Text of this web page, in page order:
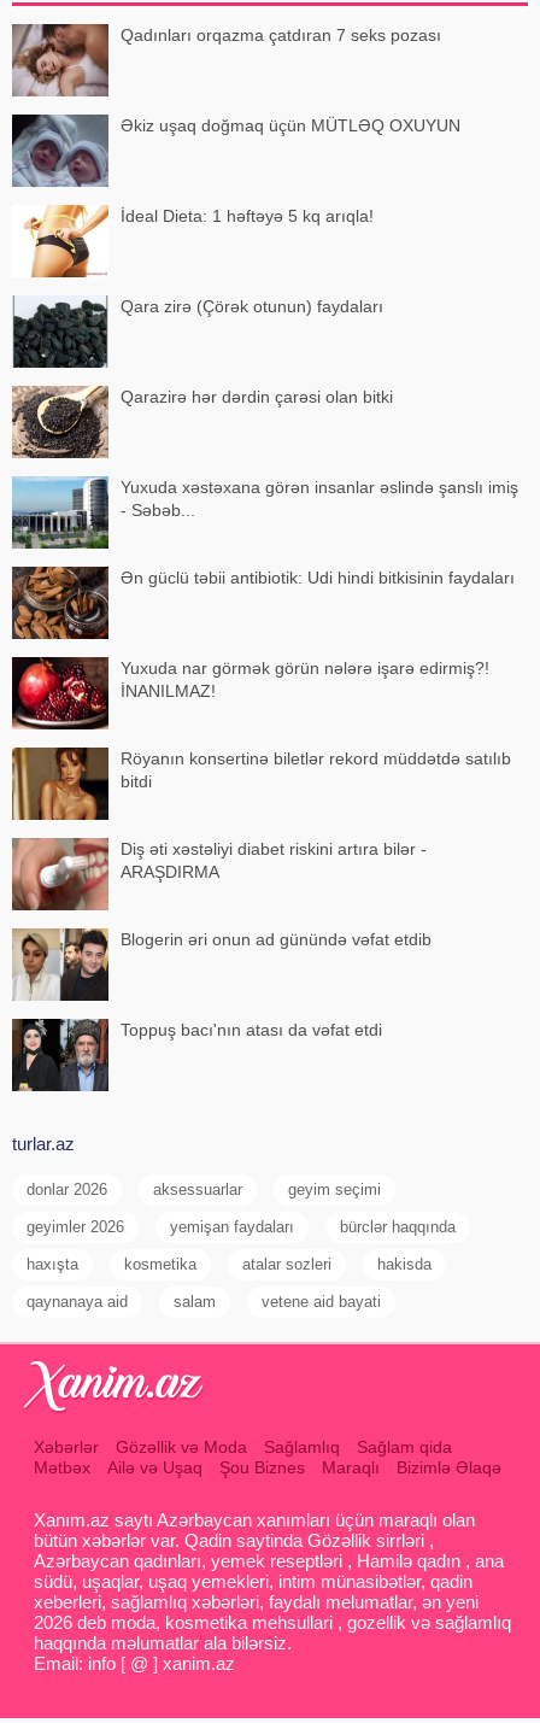
Qadınları orqazma çatdıran 7 seks pozası
Əkiz uşaq doğmaq üçün MÜTLƏQ OXUYUN
İdeal Dieta: 1 həftəyə 5 kq arıqla!
Qara zirə (Çörək otunun) faydaları
Qarazirə hər dərdin çarəsi olan bitki
Yuxuda xəstəxana görən insanlar əslində şanslı imiş
- Səbəb...
Ən güclü təbii antibiotik: Udi hindi bitkisinin faydaları
Yuxuda nar görmək görün nələrə işarə edirmiş?!
İNANILMAZ!
Röyanın konsertinə biletlər rekord müddətdə satılıb
bitdi
Diş əti xəstəliyi diabet riskini artıra bilər -
ARAŞDIRMA
Blogerin əri onun ad günündə vəfat etdib
Toppuş bacı'nın atası da vəfat etdi
turlar.az
donlar 2026 aksessuarlar geyim seçimi
geyimler 2026 yemişan faydaları bürclər haqqında
haxışta kosmetika atalar sozleri hakisda
qaynanaya aid salam vetene aid bayati
Xəbərlər Gözəllik və Moda Sağlamlıq
Sağlam qida
Mətbəx
Ailə və Uşaq Şou Biznes Maraqlı Bizimlə Əlaqə
Xanım.az saytı Azərbaycan xanımları üçün maraqlı olan
bütün xəbərlər var. Qadin saytinda Gözəllik sirrləri ,
Azərbaycan qadınları, yemek reseptləri , Hamilə qadın , ana
südü, uşaqlar, uşaq yemekleri, intim münasibətlər, qadin
xeberleri, sağlamlıq xəbərləri, faydalı melumatlar, ən yeni
2026 deb moda, kosmetika mehsullari , gozellik və sağlamlıq
haqqında məlumatlar ala bilərsiz.
Email: info [ @ ] xanim.az